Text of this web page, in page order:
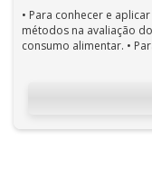
• Para conhecer e
métodos na avaliação do
consumo alimentar. • Para